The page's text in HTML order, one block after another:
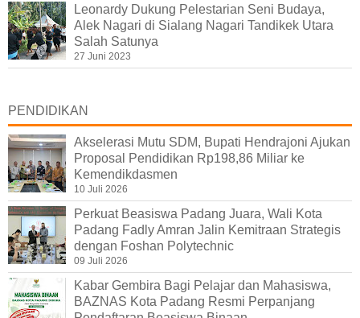
Leonardy Dukung Pelestarian Seni Budaya,
Alek Nagari di Sialang Nagari Tandikek Utara
Salah Satunya
27 Juni 2023
PENDIDIKAN
Akselerasi Mutu SDM, Bupati Hendrajoni Ajukan
Proposal Pendidikan Rp198,86 Miliar ke
Kemendikdasmen
10 Juli 2026
Perkuat Beasiswa Padang Juara, Wali Kota
Padang Fadly Amran Jalin Kemitraan Strategis
dengan Foshan Polytechnic
09 Juli 2026
Kabar Gembira Bagi Pelajar dan Mahasiswa,
BAZNAS Kota Padang Resmi Perpanjang